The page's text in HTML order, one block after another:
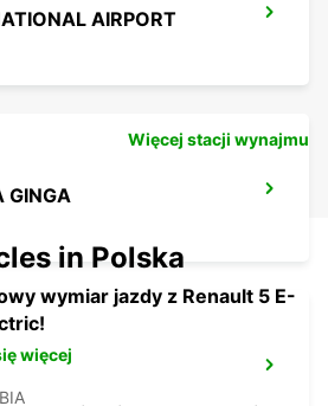
AIRPORT
GINGA
Więcej stacji wynajmu
in Polska
wymiar jazdy z Renault 5 E-
więcej